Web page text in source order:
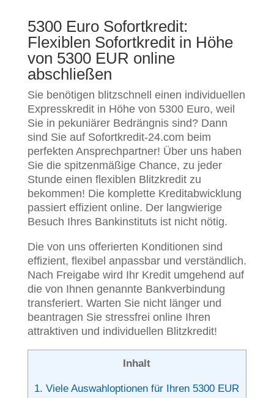
5300 Euro Sofortkredit:
Flexiblen Sofortkredit in Höhe
von 5300 EUR online
abschließen
Sie benötigen blitzschnell einen individuellen
Expresskredit in Höhe von 5300 Euro, weil
Sie in pekuniärer Bedrängnis sind? Dann
sind Sie auf Sofortkredit-24.com beim
perfekten Ansprechpartner! Über uns haben
Sie die spitzenmäßige Chance, zu jeder
Stunde einen flexiblen Blitzkredit zu
bekommen! Die komplette Kreditabwicklung
passiert effizient online. Der langwierige
Besuch Ihres Bankinstituts ist nicht nötig.
Die von uns offerierten Konditionen sind
effizient, flexibel anpassbar und verständlich.
Nach Freigabe wird Ihr Kredit umgehend auf
die von Ihnen genannte Bankverbindung
transferiert. Warten Sie nicht länger und
beantragen Sie stressfrei online Ihren
attraktiven und individuellen Blitzkredit!
Inhalt
1. Viele Auswahloptionen für Ihren 5300 EUR